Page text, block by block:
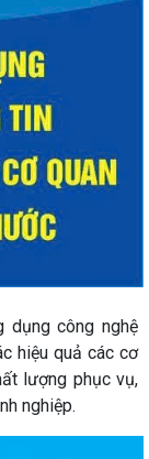
công nghệ
hiệu quả các cơ
lượng phục vụ,
nghiệp.